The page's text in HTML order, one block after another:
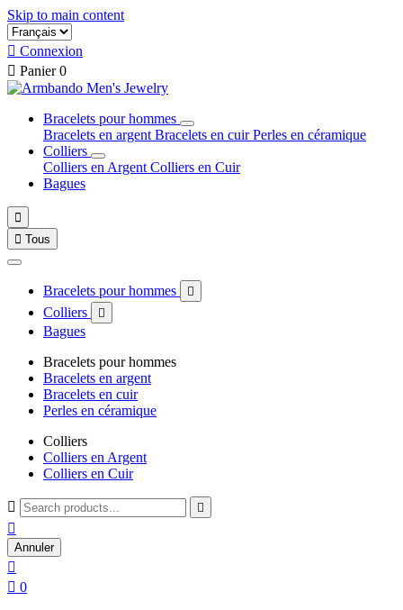
Skip to main content
 Connexion
 Panier 0
Bracelets pour hommes
Bracelets en argent Bracelets en cuirPerles en céramique
Colliers
Colliers en Argent Colliers en Cuir
Bagues

 Tous
Bracelets pour hommes 
Colliers 
Bagues
Bracelets pour hommes
Bracelets en argent
Bracelets en cuir
Perles en céramique
Colliers
Colliers en Argent
Colliers en Cuir
 

Annuler

 0